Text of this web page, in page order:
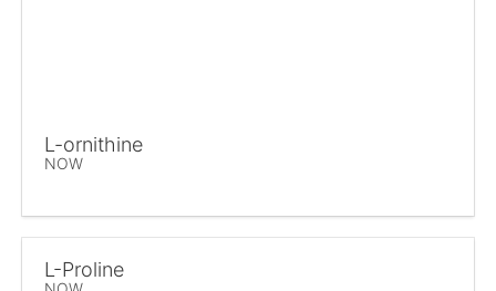
L-ornithine
NOW
L-Proline